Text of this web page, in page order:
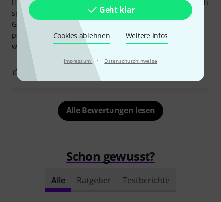
Geht klar
Cookies ablehnen Weitere Infos
Impressum · Datenschutzhinweise
Hals ist super bequem und lässt sich sehr leicht spielen. Ich
spiele seit über 50 Jahren Gitarre, und dies ist die erste
Gitarre, die mich wirklich umgehauen hat. Wenn Sie ein
paar Euro übrig haben, kaufen Sie sie sich einfach, egal
welchen Stil Sie spielen. Absolut erstklassig.
BEWERTUNG MELDEN
Alle Bewertungen lesen
Schon gewusst?
Alle Ratgeber Testberichte